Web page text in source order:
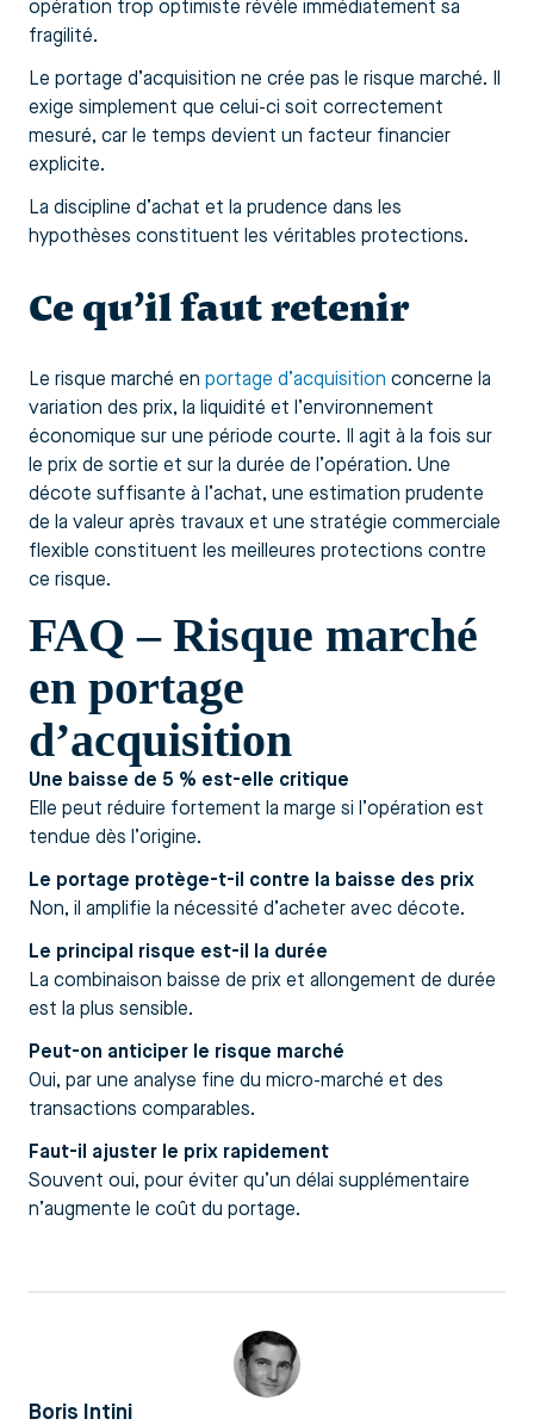
opération trop optimiste révèle immédiatement sa
fragilité.
Le portage d’acquisition ne crée pas le risque marché. Il
exige simplement que celui-ci soit correctement
mesuré, car le temps devient un facteur financier
explicite.
La discipline d’achat et la prudence dans les
hypothèses constituent les véritables protections.
Ce qu’il faut retenir
Le risque marché en portage d’acquisition concerne la
variation des prix, la liquidité et l’environnement
économique sur une période courte. Il agit à la fois sur
le prix de sortie et sur la durée de l’opération. Une
décote suffisante à l’achat, une estimation prudente
de la valeur après travaux et une stratégie commerciale
flexible constituent les meilleures protections contre
ce risque.
FAQ – Risque marché
en portage
d’acquisition
Une baisse de 5 % est-elle critique
Elle peut réduire fortement la marge si l’opération est
tendue dès l’origine.
Le portage protège-t-il contre la baisse des prix
Non, il amplifie la nécessité d’acheter avec décote.
Le principal risque est-il la durée
La combinaison baisse de prix et allongement de durée
est la plus sensible.
Peut-on anticiper le risque marché
Oui, par une analyse fine du micro-marché et des
transactions comparables.
Faut-il ajuster le prix rapidement
Souvent oui, pour éviter qu’un délai supplémentaire
n’augmente le coût du portage.
Boris Intini